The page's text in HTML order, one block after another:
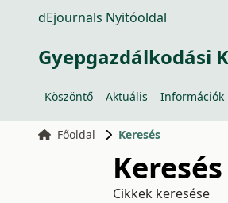
dEjournals Nyitóoldal
Gyepgazdálkodási
Köszöntő Aktuális Információk
Főoldal Keresés
Keresés
Cikkek keresése